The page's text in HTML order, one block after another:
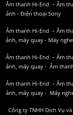
Âm thanh Hi-End – Âm
ảnh - Điện thoại Sony
Âm thanh Hi-End – Âm
ảnh, máy quay - Máy
Âm thanh Hi-End – Âm
ảnh, máy quay - Âm
Âm thanh Hi-End – Âm
ảnh, máy quay - Máy
Công ty TNHH Dịch Vụ